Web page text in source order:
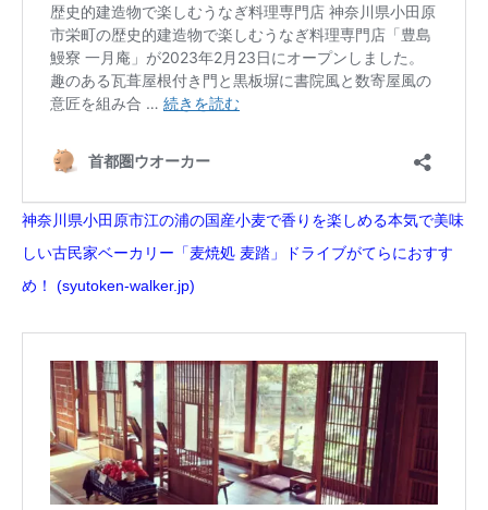
神奈川県小田原市江の浦の国産小麦で香りを楽しめる本気で美味
しい古民家ベーカリー「麦焼処 麦踏」ドライブがてらにおすす
め！ (syutoken-walker.jp)